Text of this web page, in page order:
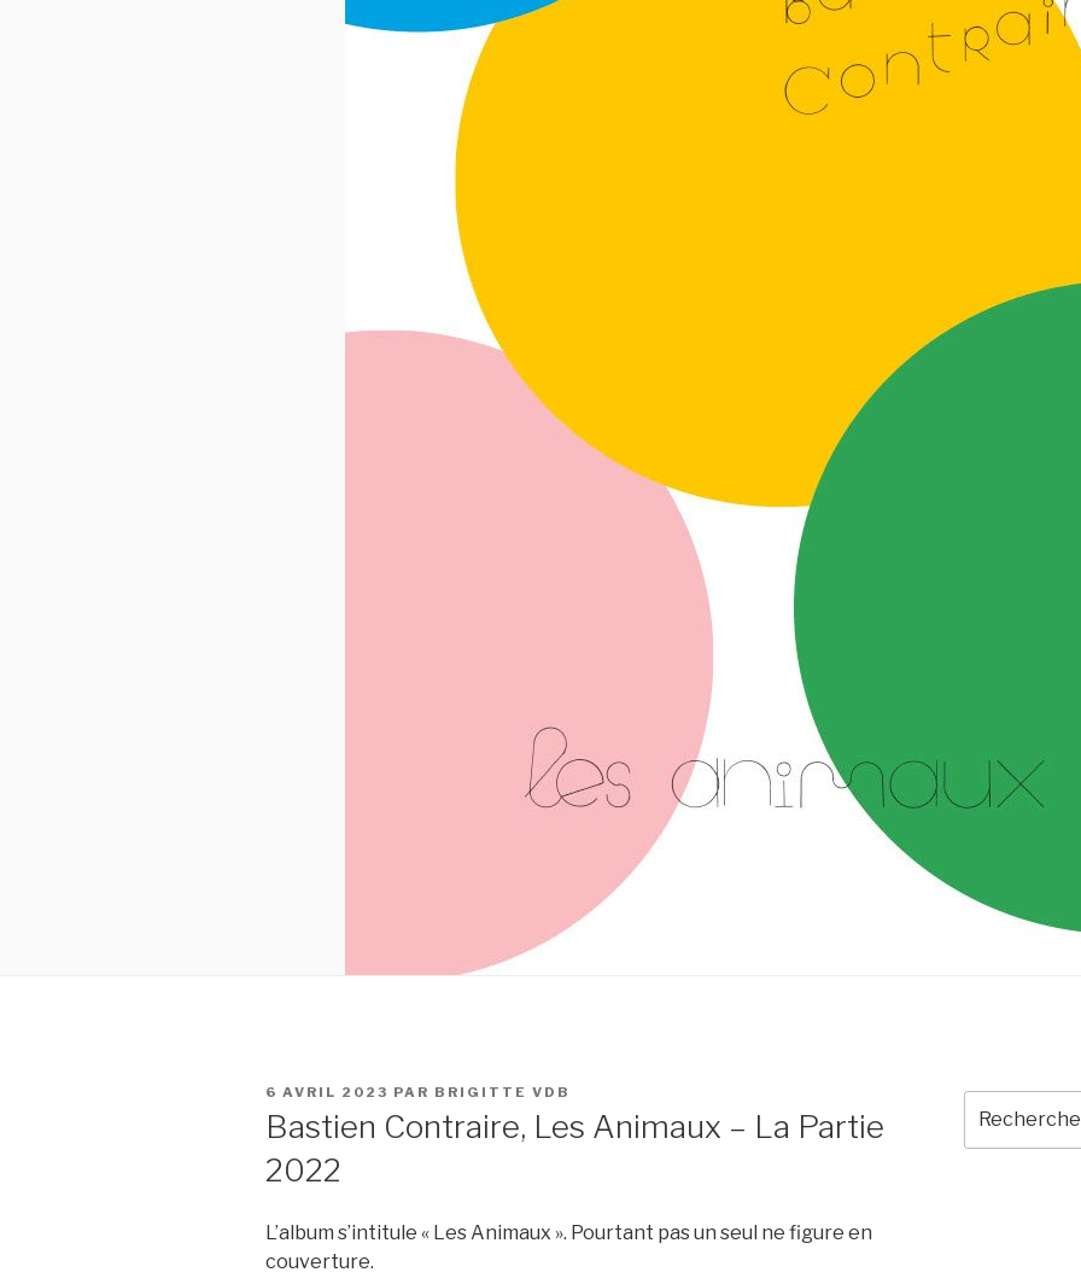
PUBLIÉ
LE
6 AVRIL 2023 PAR BRIGITTE VDB
Bastien Contraire, Les Animaux – La Partie
2022
L’album s’intitule « Les Animaux ». Pourtant pas un seul ne figure en
couverture.
pour